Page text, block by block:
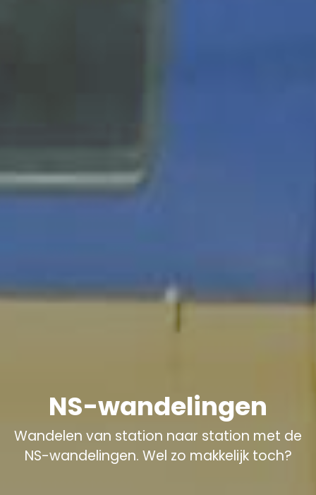
NS-wandelingen
Wandelen van station naar station met de
NS-wandelingen. Wel zo makkelijk toch?